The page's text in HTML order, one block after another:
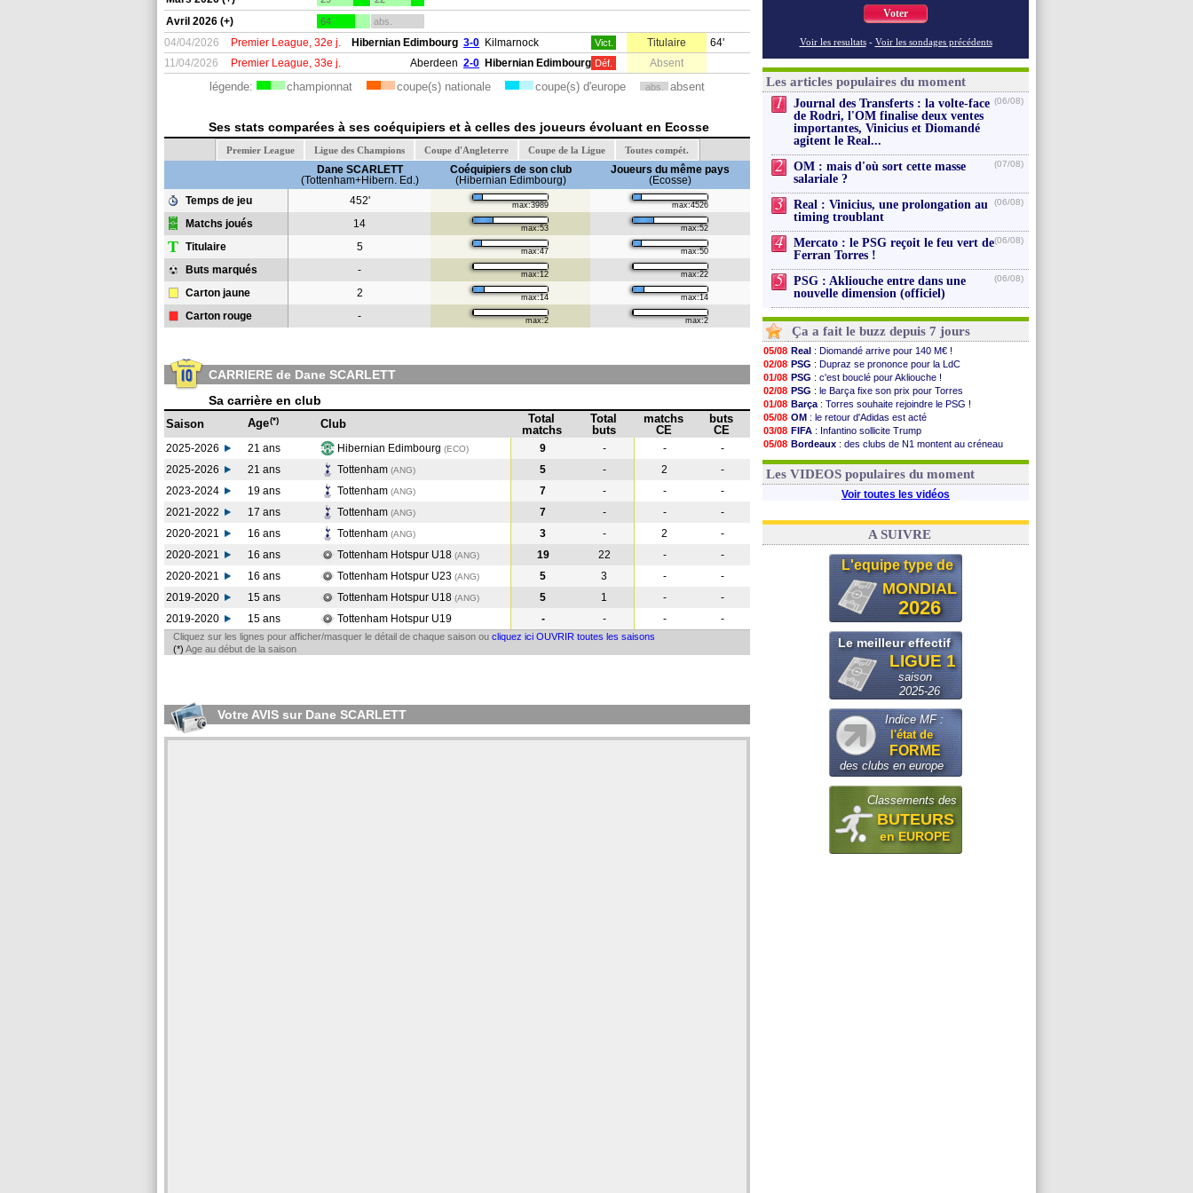
Avril 2026 (+) 64 abs.
04/04/2026 Premier League, 32e j. Hibernian Edimbourg 3-0 Kilmarnock Vict. Titulaire
64'
11/04/2026
Premier League, 33e j. Aberdeen 2-0 Hibernian Edimbourg Déf. Absent
légende: championnat coupe(s) nationale coupe(s) d'europe abs. absent
Ses stats comparées à ses coéquipiers et à celles des joueurs évoluant en Ecosse
Premier League Ligue des Champions Coupe d'Angleterre Coupe de la Ligue Toutes compét.
Dane SCARLETT
(Tottenham+Hibern. Ed.)
Coéquipiers de son club
(Hibernian Edimbourg)
Joueurs du même pays
(Ecosse)
Temps de jeu
452' max:3989 max:4526
Matchs joués 14 max:53 max:52
T Titulaire 5 max:47 max:50
Buts marqués - max:12 max:22
Carton jaune 2 max:14 max:14
Carton rouge - max:2 max:2
CARRIERE de Dane SCARLETT
Sa carrière en club
Saison Age(*) Club
Total
matchs
Total
buts
matchs
CE
buts
CE
2025-2026 21 ans Hibernian Edimbourg (ECO) 9 - -
-
2025-2026
21 ans Tottenham (ANG) 5 - 2
-
2023-2024
19 ans Tottenham (ANG) 7 - -
-
2021-2022
17 ans Tottenham (ANG) 7 - -
-
2020-2021
16 ans Tottenham (ANG) 3 - 2
-
2020-2021
16 ans Tottenham Hotspur U18 (ANG) 19 22 -
-
2020-2021
16 ans Tottenham Hotspur U23 (ANG) 5 3 -
-
2019-2020
15 ans Tottenham Hotspur U18 (ANG) 5 1 -
-
2019-2020
15 ans Tottenham Hotspur U19 - - - -
Cliquez sur les lignes pour afficher/masquer le détail de chaque saison ou cliquez ici OUVRIR toutes les saisons
(*) Age au début de la saison
Votre AVIS sur Dane SCARLETT
Voter
Voir les resultats - Voir les sondages précédents
Les articles populaires du moment
1
Journal des Transferts : la volte-face
de Rodri, l'OM finalise deux ventes
importantes, Vinicius et Diomandé
agitent le Real...
(06/08)
2
OM : mais d'où sort cette masse
salariale ?
(07/08)
3
Real : Vinicius, une prolongation au
timing troublant
(06/08)
4
Mercato : le PSG reçoit le feu vert de
Ferran Torres !
(06/08)
5
PSG : Akliouche entre dans une
nouvelle dimension (officiel)
(06/08)
Ça a fait le buzz depuis 7 jours
05/08 Real : Diomandé arrive pour 140 M€ !
02/08 PSG : Dupraz se prononce pour la LdC
01/08 PSG : c'est bouclé pour Akliouche !
02/08 PSG : le Barça fixe son prix pour Torres
01/08 Barça : Torres souhaite rejoindre le PSG !
05/08 OM : le retour d'Adidas est acté
03/08 FIFA : Infantino sollicite Trump
05/08 Bordeaux : des clubs de N1 montent au créneau
03/08 Real: le démenti de Leipzig pour Diomandé
Les VIDEOS populaires du moment
Voir toutes les vidéos
A SUIVRE
L'equipe type de
MONDIAL
2026
Le meilleur effectif
LIGUE 1
saison
2025-26
Indice MF :
l'état de
FORME
des clubs en europe
Classements des
BUTEURS
en EUROPE